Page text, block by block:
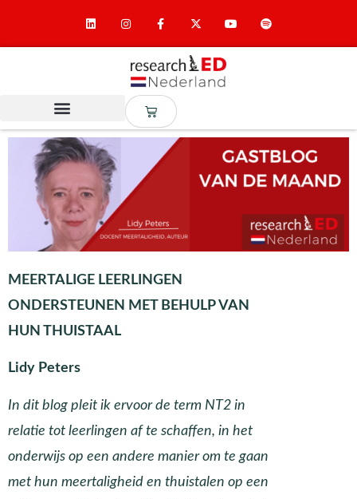
MEERTALIGE LEERLINGEN
ONDERSTEUNEN MET BEHULP VAN
HUN THUISTAAL
Lidy Peters
In dit blog pleit ik ervoor de term NT2 in
relatie tot leerlingen af te schaffen, in het
onderwijs op een andere manier om te gaan
met hun meertaligheid en thuistalen op een